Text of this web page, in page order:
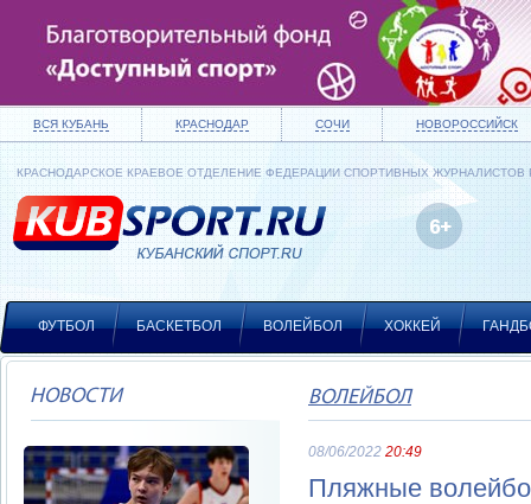
ВСЯ КУБАНЬ КРАСНОДАР СОЧИ НОВОРОССИЙСК
КРАСНОДАРСКОЕ КРАЕВОЕ ОТДЕЛЕНИЕ ФЕДЕРАЦИИ СПОРТИВНЫХ ЖУРНАЛИСТОВ
ФУТБОЛ БАСКЕТБОЛ ВОЛЕЙБОЛ ХОККЕЙ
НОВОСТИ ВОЛЕЙБОЛ
08/06/2022 20:49
Пляжные